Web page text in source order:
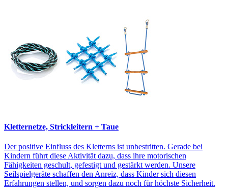
Kletternetze, Strickleitern + Taue
Der positive Einfluss des Kletterns ist unbestritten. Gerade bei
Kindern führt diese Aktivität dazu, dass ihre motorischen
Fähigkeiten geschult, gefestigt und gestärkt werden. Unsere
Seilspielgeräte schaffen den Anreiz, dass Kinder sich diesen
Erfahrungen stellen, und sorgen dazu noch für höchste Sicherheit.